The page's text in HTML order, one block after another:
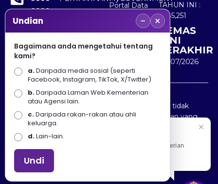
8000
+603
8891
7100
Portal Data
Terbuka
Sektor Awam
TAHUN INI :
5,545,251
KEMAS
KINI
TERAKHIR
30/07/2026
Penafian : Kerajaan Malaysia dan Kementerian
Pelancongan Seni dan Budaya (MOTAC) adalah tidak
bertanggungjawab atas kehilangan atau kerugian yang
disebabkan oleh penggunaan mana-mana maklumat
yang diperolehi dari portal ini.
Hakcipta © 2025 KEMENTERIAN PELANCONGAN SENI
DAN BUDAYA. | Hak Cipta Terpelihara.
Undian − ×
Bagaimana anda mengetahui tentang
kami?
a.Daripada media sosial (seperti
Facebook, Instagram, TikTok, X/Twitter)
b.Daripada Laman Web Kementerian
atau Agensi lain.
c.Daripada rakan-rakan atau ahli
keluarga.
d.Lain-lain.
Undi
Apa Khabar! Selamat datang ke Portal Rasmi Kementerian
Pelancongan, Seni dan Budaya